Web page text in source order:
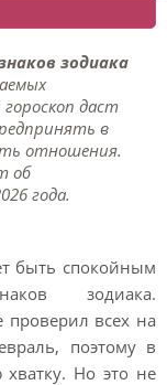
зодиака
даст
в
отношения.
об
года.
быть спокойным
зодиака.
проверил всех на
поэтому в
Но это не